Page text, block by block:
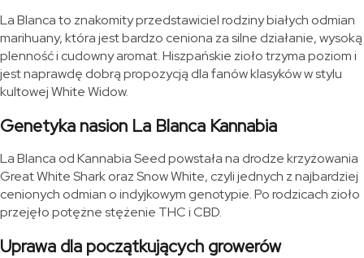
La Blanca to znakomity przedstawiciel rodziny białych odmian
marihuany, która jest bardzo ceniona za silne działanie, wysoką
plenność i cudowny aromat. Hiszpańskie zioło trzyma poziom i
jest naprawdę dobrą propozycją dla fanów klasyków w stylu
kultowej White Widow.
Genetyka nasion La Blanca Kannabia
La Blanca od Kannabia Seed powstała na drodze krzyżowania
Great White Shark oraz Snow White, czyli jednych z najbardziej
cenionych odmian o indyjkowym genotypie. Po rodzicach zioło
przejęło potężne stężenie THC i CBD.
Uprawa dla początkujących growerów